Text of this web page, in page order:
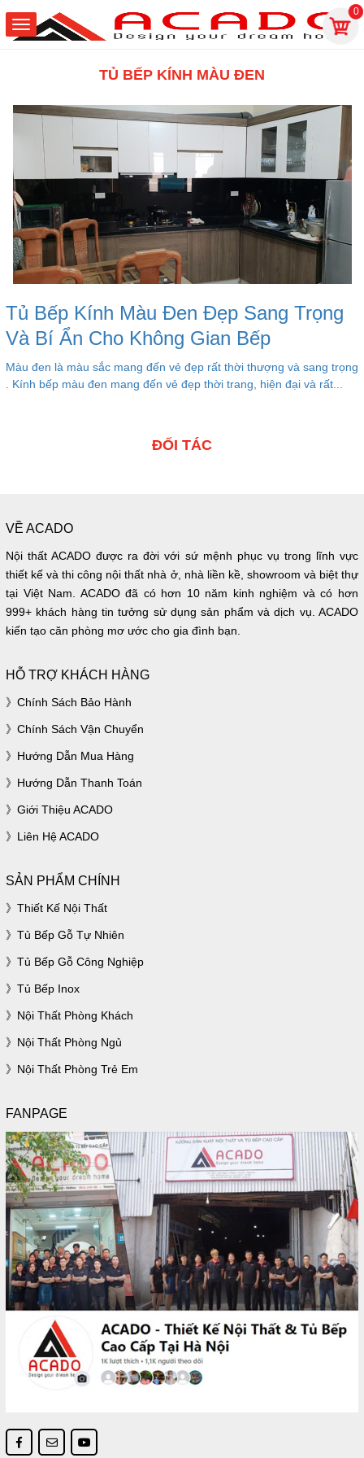
0
TỦ BẾP KÍNH MÀU ĐEN
Tủ Bếp Kính Màu Đen Đẹp Sang Trọng
Và Bí Ẩn Cho Không Gian Bếp
Màu đen là màu sắc mang đến vẻ đẹp rất thời thượng và sang trọng
. Kính bếp màu đen mang đến vẻ đẹp thời trang, hiện đại và rất...
ĐỐI TÁC
VỀ ACADO
Nội thất ACADO được ra đời với sứ mệnh phục vụ trong lĩnh vực
thiết kế và thi công nội thất nhà ở, nhà liền kề, showroom và biệt thự
tại Việt Nam. ACADO đã có hơn 10 năm kinh nghiệm và có hơn
999+ khách hàng tin tưởng sử dụng sản phẩm và dịch vụ. ACADO
kiến tạo căn phòng mơ ước cho gia đình bạn.
HỖ TRỢ KHÁCH HÀNG
Chính Sách Bảo Hành
Chính Sách Vận Chuyển
Hướng Dẫn Mua Hàng
Hướng Dẫn Thanh Toán
Giới Thiệu ACADO
Liên Hệ ACADO
SẢN PHẨM CHÍNH
Thiết Kế Nội Thất
Tủ Bếp Gỗ Tự Nhiên
Tủ Bếp Gỗ Công Nghiệp
Tủ Bếp Inox
Nội Thất Phòng Khách
Nội Thất Phòng Ngủ
Nội Thất Phòng Trẻ Em
FANPAGE